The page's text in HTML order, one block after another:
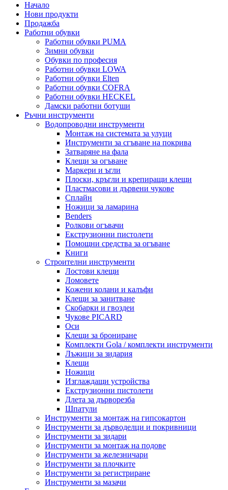
Начало
Нови продукти
Продажба
Работни обувки
Работни обувки PUMA
Зимни обувки
Обувки по професия
Работни обувки LOWA
Работни обувки Elten
Работни обувки COFRA
Работни обувки HECKEL
Дамски работни ботуши
Ръчни инструменти
Водопроводни инструменти
Монтаж на системата за улуци
Инструменти за сгъване на покрива
Затваряне на фала
Клещи за огъване
Маркери и ъгли
Плоски, кръгли и крепиращи клещи
Пластмасови и дървени чукове
Сплайн
Ножици за ламарина
Benders
Ролкови огъвачи
Екструзионни пистолети
Помощни средства за огъване
Книги
Строителни инструменти
Лостови клещи
Ломовете
Кожени колани и калъфи
Клещи за занитване
Скобарки и гвоздеи
Чукове PICARD
Оси
Клещи за брониране
Комплекти Gola / комплекти инструменти
Лъжици за зидария
Клещи
Ножици
Изглаждащи устройства
Екструзионни пистолети
Длета за дърворезба
Шпатули
Инструменти за монтаж на гипсокартон
Инструменти за дърводелци и покривници
Инструменти за зидари
Инструменти за монтаж на подове
Инструменти за железничари
Инструменти за плочките
Инструменти за регистриране
Инструменти за мазачи